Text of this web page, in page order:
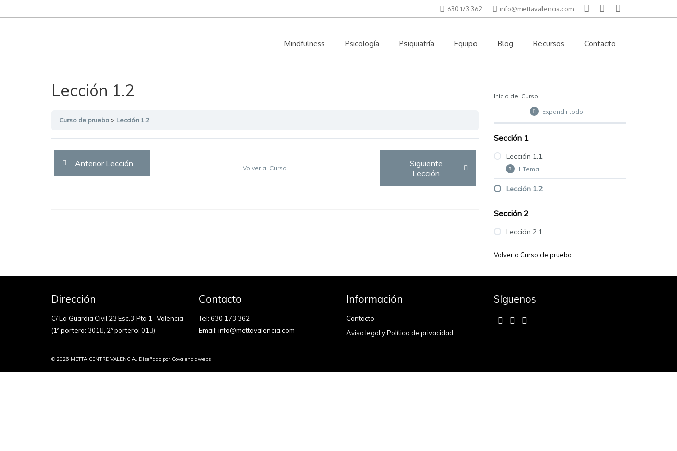
630 173 362 info@mettavalencia.com
Mindfulness Psicología Psiquiatría Equipo Blog Recursos Contacto
Lección 1.2
Curso de prueba Lección 1.2
Anterior Lección Volver al Curso
Siguiente
Lección
Inicio del Curso
Expandir todo
Sección 1
Lección 1.1
1 Tema
Tema 1
Lección 1.2
Sección 2
Lección 2.1
Volver a Curso de prueba
Dirección
C/ La Guardia Civil,23 Esc.3 Pta 1- Valencia
(1º portero: 301
, 2º portero: 01 )
Contacto
Tel: 630 173 362
Email: info@mettavalencia.com
Información
Contacto
Aviso legal y Política de privacidad
Síguenos
© 2026 METTA CENTRE VALENCIA. Diseñado por Covalenciawebs